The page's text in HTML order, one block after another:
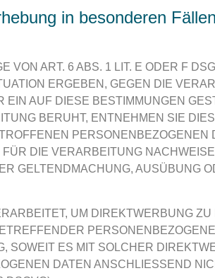
in besonderen
VON ART. 6 ABS. 1 LIT. E ODER F
ERGEBEN, GEGEN DIE
AUF DIESE BESTIMMUNGEN
BERUHT, ENTNEHMEN SIE
DIE VERARBEITUNG
GELTENDMACHUNG, AUSÜBUNG
UM DIREKTWERBUNG
SOWEIT ES MIT SOLCHER
DATEN ANSCHLIESSEND